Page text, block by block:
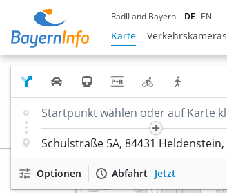
Karte Verkehrskameras
RadlLand Bayern DE EN
Optionen Abfahrt Jetzt